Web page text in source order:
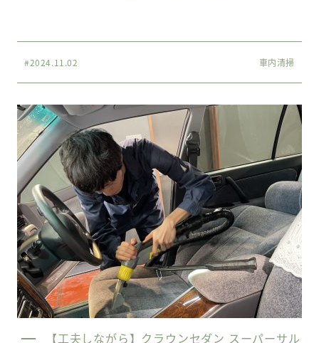
#2024.11.02 車内清掃
【工夫しながら】クラウンセダン スーパーサル